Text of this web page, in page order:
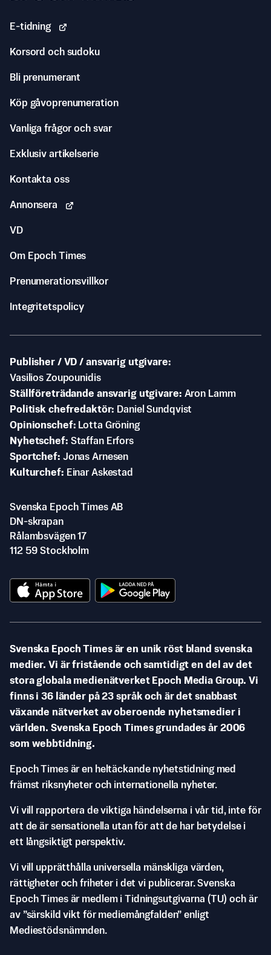
E-tidning
Korsord och sudoku
Bli prenumerant
Köp gåvoprenumeration
Vanliga frågor och svar
Exklusiv artikelserie
Kontakta oss
Annonsera
VD
Om Epoch Times
Prenumerationsvillkor
Integritetspolicy
Publisher / VD / ansvarig utgivare
Vasilios Zoupounidis
Ställföreträdande ansvarig utgivare Aron Lamm
Politisk chefredaktör
Daniel Sundqvist
Opinionschef
Lotta Gröning
Nyhetschef Staffan Erfors
Sportchef Jonas Arnesen
Kulturchef
Einar Askestad
Svenska Epoch Times AB
DN-skrapan
Rålambsvägen 17
112 59 Stockholm
Svenska Epoch Times är en unik röst bland svenska
medier. Vi är fristående och samtidigt en del av det
stora globala medienätverket Epoch Media Group. Vi
finns i 36 länder på 23 språk och är det snabbast
växande nätverket av oberoende nyhetsmedier i
världen. Svenska Epoch Times grundades år 2006
som webbtidning.
Epoch Times är en heltäckande nyhetstidning med
främst riksnyheter och internationella nyheter.
Vi vill rapportera de viktiga händelserna i vår tid, inte för
att de är sensationella utan för att de har betydelse i
ett långsiktigt perspektiv.
Vi vill upprätthålla universella mänskliga värden,
rättigheter och friheter i det vi publicerar. Svenska
Epoch Times är medlem i Tidningsutgivarna (TU) och är
av ”särskild vikt för mediemångfalden” enligt
Mediestödsnämnden.